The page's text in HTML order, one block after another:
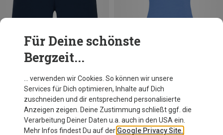
Du sparst 42%
Salewa
Damen Puez Melange Dry T-Shirt
34,95 €
XS S M
Für Deine schönste
Bergzeit...
… verwenden wir Cookies. So können wir unsere
Services für Dich optimieren, Inhalte auf Dich
zuschneiden und dir entsprechend personalisierte
Anzeigen zeigen. Deine Zustimmung schließt ggf. die
Verarbeitung Deiner Daten u.a. auch in den USA ein.
Mehr Infos findest Du auf der Google Privacy Site.